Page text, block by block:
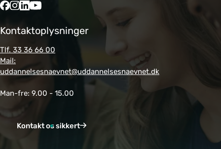
Kontaktoplysninger
Tlf. 33 36 66 00
Mail:
uddannelsesnaevnet@uddannelsesnaevnet.dk
Man-fre: 9.00 - 15.00
Kontakt os sikkert